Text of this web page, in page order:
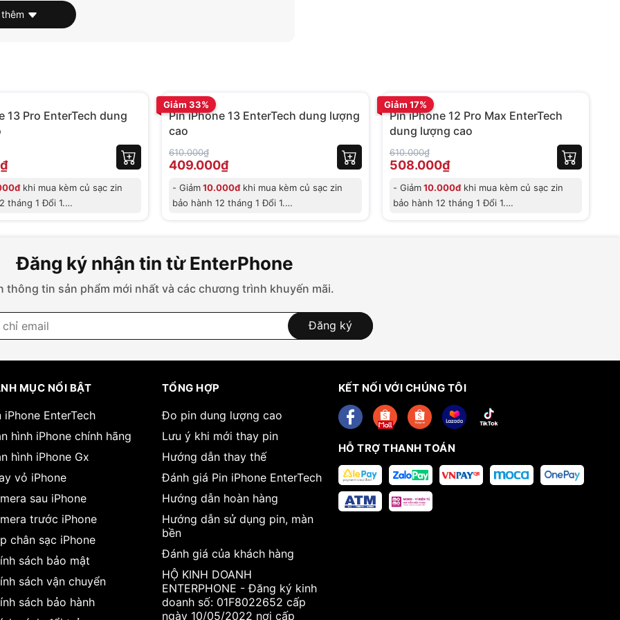
dung lượng cao
13 Pro dung lượng cao của mình ở
để bạn có thể tự thay pin dung lượng cao cho
kỹ thuật có thể tháo lắp, kiểm tra máy cho bạn với
13 Pro EnterTech dung
khi mua kèm củ sạc zin
tháng 1 Đổi 1.
Giảm 33%
Pin iPhone 13 EnterTech dung lượng
cao
610.000₫
409.000₫
- Giảm10.000đkhi mua kèm củ sạc zin
bảo hành 12 tháng 1 Đổi 1.
Giảm 17%
Pin iPhone 12 Pro Max EnterTech
dung lượng cao
610.000₫
508.000₫
- Giảm10.000đkhi mua kèm củ sạc zin
bảo hành 12 tháng 1 Đổi 1.
Đăng ký nhận tin từ EnterPhone
thông tin sản phẩm mới nhất và các chương trình khuyến mãi.
Đăng ký
MỤC NỔI BẬT
iPhone EnterTech
hình iPhone chính hãng
hình iPhone Gx
vỏ iPhone
sau iPhone
trước iPhone
chân sạc iPhone
sách bảo mật
sách vận chuyển
sách bảo hành
TỔNG HỢP
Đo pin dung lượng cao
Lưu ý khi mới thay pin
Hướng dẫn thay thế
Đánh giá Pin iPhone EnterTech
Hướng dẫn hoàn hàng
Hướng dẫn sử dụng pin, màn
bền
Đánh giá của khách hàng
HỘ KINH DOANH
ENTERPHONE - Đăng ký kinh
doanh số: 01F8022652 cấp
ngày 10/05/2022 nơi cấp
KẾT NỐI VỚI CHÚNG TÔI
HỖ TRỢ THANH TOÁN